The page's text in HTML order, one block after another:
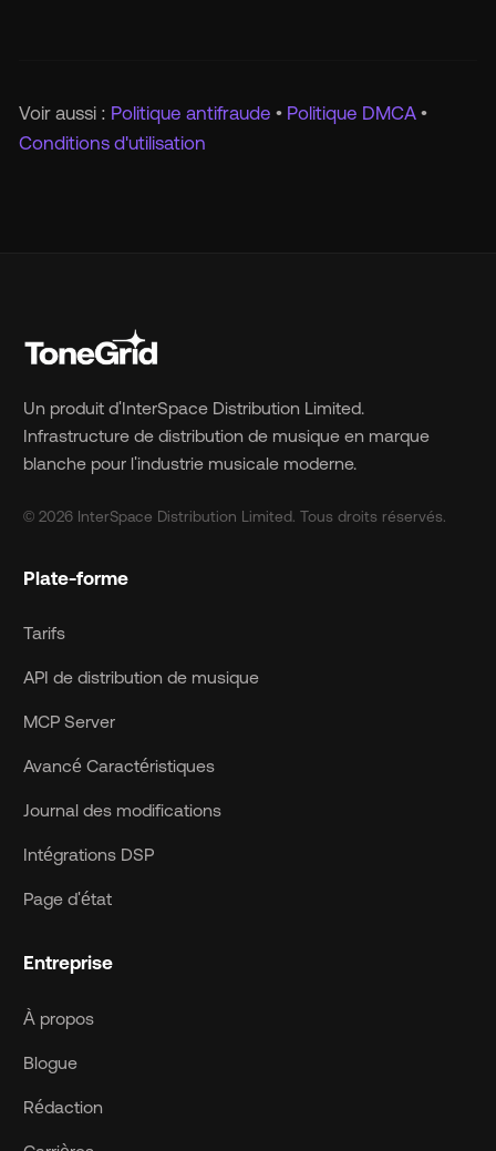
Voir aussi : Politique antifraude • Politique DMCA •
Conditions d'utilisation
Un produit d'InterSpace Distribution Limited.
Infrastructure de distribution de musique en marque
blanche pour l'industrie musicale moderne.
© 2026 InterSpace Distribution Limited. Tous droits réservés.
Plate-forme
Tarifs
API de distribution de musique
MCP Server
Avancé Caractéristiques
Journal des modifications
Intégrations DSP
Page d'état
Entreprise
À propos
Blogue
Rédaction